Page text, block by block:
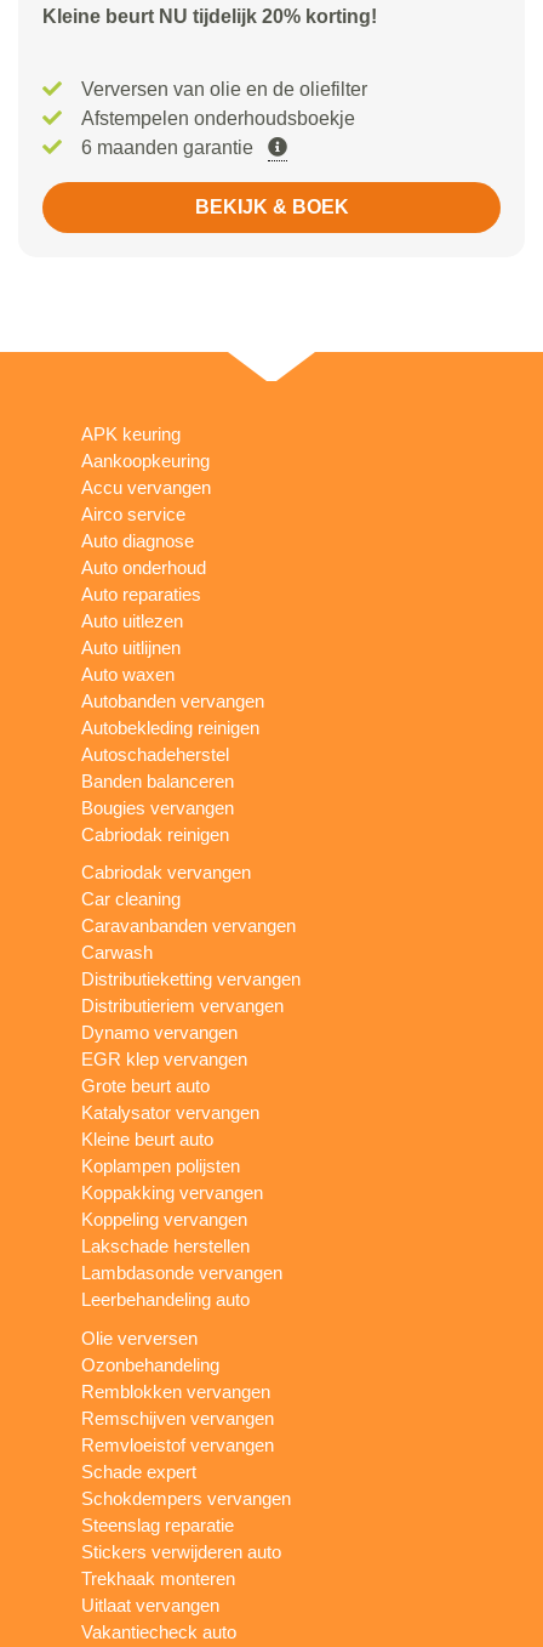
Kleine beurt NU tijdelijk 20% korting!
Verversen van olie en de oliefilter
Afstempelen onderhoudsboekje
6 maanden garantie
BEKIJK & BOEK
APK keuring
Aankoopkeuring
Accu vervangen
Airco service
Auto diagnose
Auto onderhoud
Auto reparaties
Auto uitlezen
Auto uitlijnen
Auto waxen
Autobanden vervangen
Autobekleding reinigen
Autoschadeherstel
Banden balanceren
Bougies vervangen
Cabriodak reinigen
Cabriodak vervangen
Car cleaning
Caravanbanden vervangen
Carwash
Distributieketting vervangen
Distributieriem vervangen
Dynamo vervangen
EGR klep vervangen
Grote beurt auto
Katalysator vervangen
Kleine beurt auto
Koplampen polijsten
Koppakking vervangen
Koppeling vervangen
Lakschade herstellen
Lambdasonde vervangen
Leerbehandeling auto
Olie verversen
Ozonbehandeling
Remblokken vervangen
Remschijven vervangen
Remvloeistof vervangen
Schade expert
Schokdempers vervangen
Steenslag reparatie
Stickers verwijderen auto
Trekhaak monteren
Uitlaat vervangen
Vakantiecheck auto